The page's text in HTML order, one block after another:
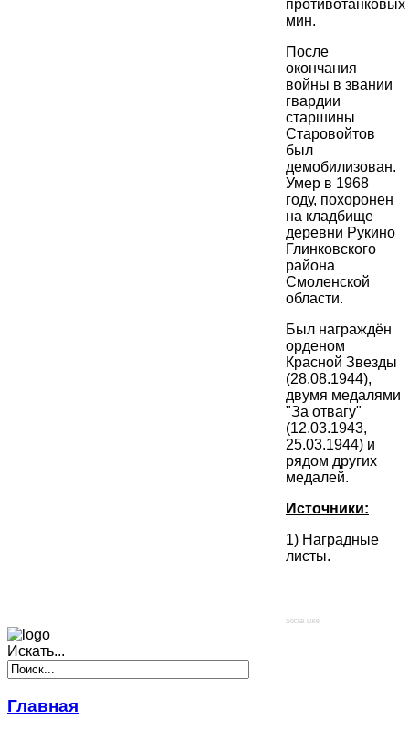
противотанковых
мин.
После
окончания
войны в звании
гвардии
старшины
Старовойтов
был
демобилизован.
Умер в 1968
году, похоронен
на кладбище
деревни Рукино
Глинковского
района
Смоленской
области.
Был награждён
орденом
Красной Звезды
(28.08.1944),
двумя медалями
"За отвагу"
(12.03.1943,
25.03.1944) и
рядом других
медалей.
Источники:
1) Наградные
листы.
Social Like
Искать...
Главная